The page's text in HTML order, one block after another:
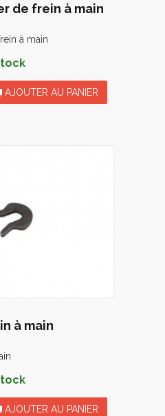
de frein à main
à main
AJOUTER AU PANIER
à main
AJOUTER AU PANIER